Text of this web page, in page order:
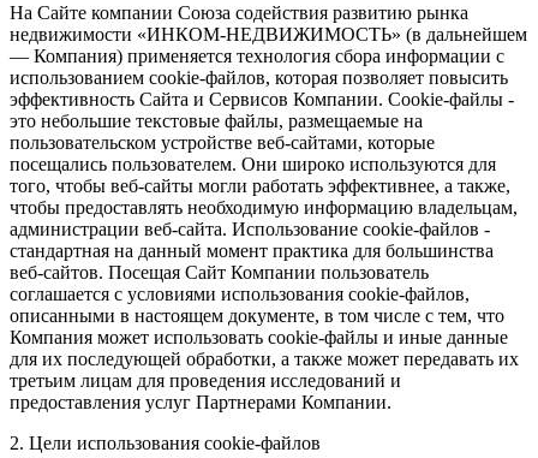
На Сайте компании Союза содействия развитию рынка
недвижимости «ИНКОМ-НЕДВИЖИМОСТЬ» (в дальнейшем
— Компания) применяется технология сбора информации с
использованием cookie-файлов, которая позволяет повысить
эффективность Сайта и Сервисов Компании. Сookie-файлы -
это небольшие текстовые файлы, размещаемые на
пользовательском устройстве веб-сайтами, которые
посещались пользователем. Они широко используются для
того, чтобы веб-сайты могли работать эффективнее, а также,
чтобы предоставлять необходимую информацию владельцам,
администрации веб-сайта. Использование cookie-файлов -
стандартная на данный момент практика для большинства
веб-сайтов. Посещая Сайт Компании пользователь
соглашается с условиями использования cookie-файлов,
описанными в настоящем документе, в том числе с тем, что
Компания может использовать cookie-файлы и иные данные
для их последующей обработки, а также может передавать их
третьим лицам для проведения исследований и
предоставления услуг Партнерами Компании.
2. Цели использования cookie-файлов